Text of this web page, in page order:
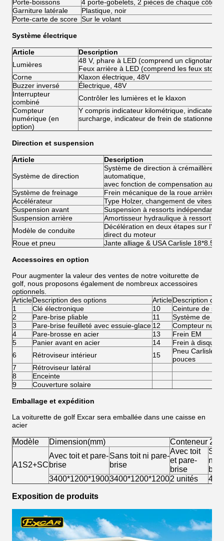
Porte-boissons
4 porte-gobelets, 2 pièces de chaque côté
Garniture latérale
Plastique, noir
Porte-carte de score Sur le volant
Système électrique
Article
Description
Lumières
48 V, phare à LED (comprend un clignotant
Feux arrière à LED (comprend les feux stop
Corne
Klaxon électrique, 48V
Buzzer inversé
Électrique, 48V
Interrupteur
combiné
Contrôler les lumières et le klaxon
Compteur
numérique (en
option)
Y compris indicateur kilométrique, indicateur
surcharge, indicateur de frein de
Direction et suspension
Article Description
Système de direction
Système de direction à crémaillère
automatique,
avec fonction de compensation
Système de freinage
Frein mécanique de la roue arrière
Accélérateur
Type Holzer, changement de vitesse
Suspension avant
Suspension à ressorts indépendante
Suspension arrière
Amortisseur hydraulique à ressort
Modèle de conduite
Décélération en deux étapes sur
direct du moteur
Roue et pneu
Jante alliage & USA Carlisle 18*8.5-8
Accessoires en option
Pour augmenter la valeur des ventes de notre voiturette de
golf, nous proposons également de nombreux accessoires
optionnels.
ArticleDescription des options ArticleDescription des
1
Clé électronique 10
Ceinture de
2
Pare-brise pliable 11
Système de
3
Pare-brise feuilleté avec essuie-glace 12
Compteur
4
Pare-brosse en acier 13
Frein EM
5
Panier avant en acier 14
Frein à disque
6
Rétroviseur intérieur 15
Pneu Carlisle
pouces
7
Rétroviseur latéral
8
Enceinte
9
Couverture solaire
Emballage et expédition
La voiturette de golf Excar sera emballée dans une caisse en
acier
Modèle Dimension(mm) Conteneur 20"
A1S2+SC
Avec toit et pare-
brise
Sans toit ni pare-
brise
Avec toit
et pare-
brise
ni
3400*1200*19003400*1200*12002 unités 4
Exposition de produits